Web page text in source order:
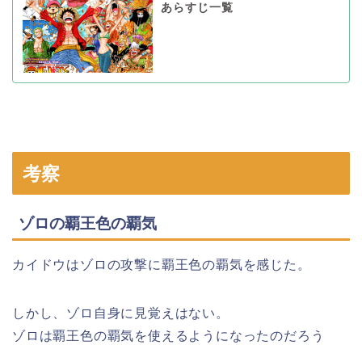
あらすじ一覧
考察
ゾロの覇王色の覇気
カイドウはゾロの攻撃に覇王色の覇気を感じた。
しかし、ゾロ自身に見覚えはない。
ゾロは覇王色の覇気を使えるようになったのだろう